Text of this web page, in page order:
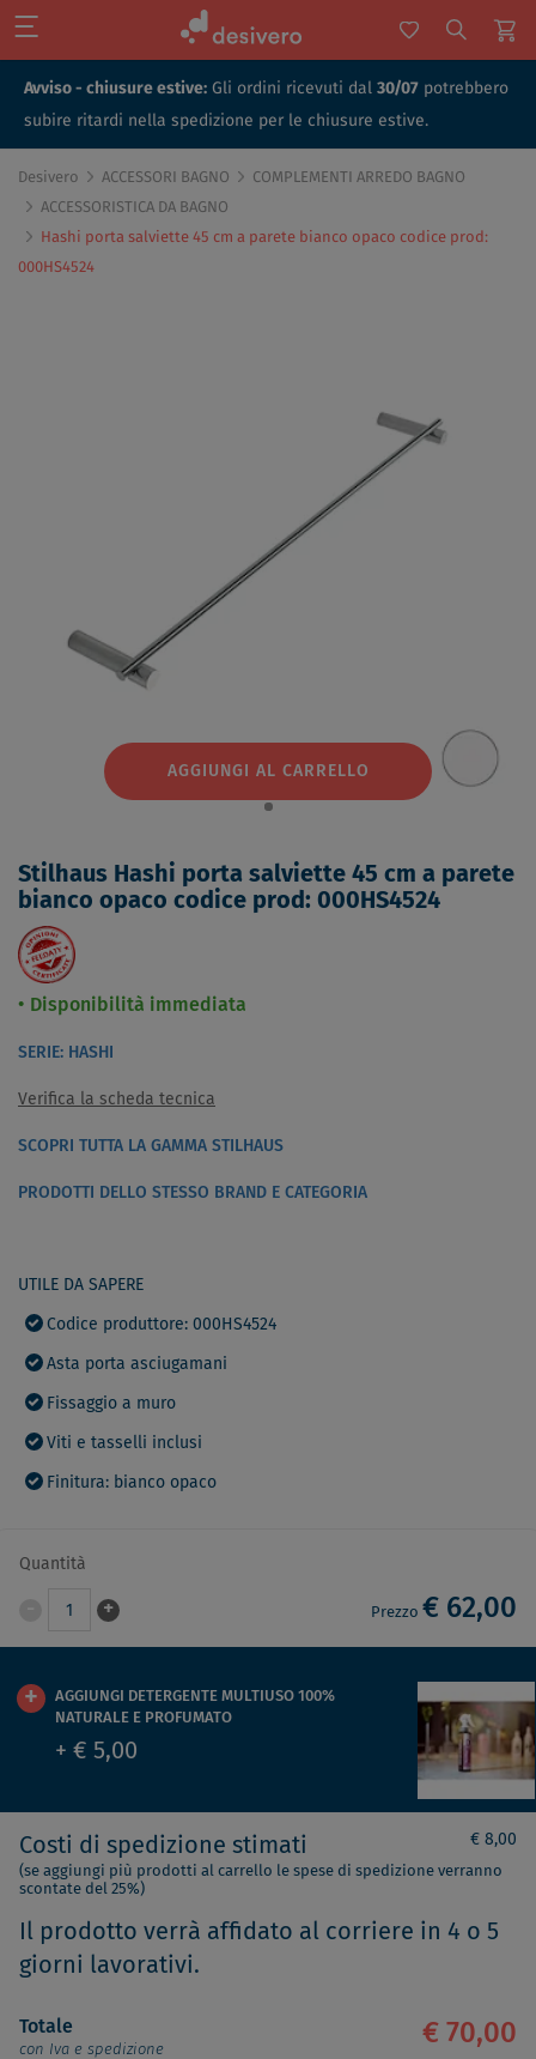
Avviso - chiusure estive: Gli ordini ricevuti dal 30/07 potrebbero
subire ritardi nella spedizione per le chiusure estive.
Desivero ACCESSORI BAGNO
COMPLEMENTI ARREDO BAGNO
ACCESSORISTICA DA BAGNO
Hashi porta salviette 45 cm a parete bianco opaco codice prod:
000HS4524
AGGIUNGI AL CARRELLO
Stilhaus Hashi porta salviette 45 cm a parete
bianco opaco codice prod: 000HS4524
Disponibilità immediata
SERIE: HASHI
Verifica la scheda tecnica
SCOPRI TUTTA LA GAMMA STILHAUS
PRODOTTI DELLO STESSO BRAND E CATEGORIA
UTILE DA SAPERE
Codice produttore: 000HS4524
Asta porta asciugamani
Fissaggio a muro
Viti e tasselli inclusi
Finitura: bianco opaco
Quantità
1 + Prezzo € 62,00
AGGIUNGI DETERGENTE MULTIUSO 100%
NATURALE E PROFUMATO
+ € 5,00
Costi di spedizione stimati € 8,00
(se aggiungi più prodotti al carrello le spese di spedizione verranno
scontate del 25%)
Il prodotto verrà affidato al corriere in 4 o 5
giorni lavorativi.
Totale
con Iva e spedizione
€ 70,00